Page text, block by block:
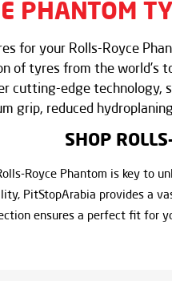
PHANTOM
for your Rolls-Royce
of tyres from the world’s
cutting-edge technology,
grip, reduced
SHOP
Royce Phantom is key to
PitStopArabia provides a
ensures a perfect fit for